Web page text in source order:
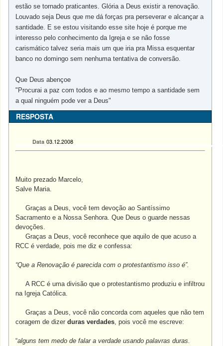
estão se tornado praticantes. Glória a Deus existir a renovação.
Louvado seja Deus que me dá forças pra perseverar e alcançar a
santidade. E se estou visitando esse site hoje é porque me
interesso pelo conhecimento da Igreja e se não fosse
carismático talvez seria mais um que iria pra Missa esquentar
banco no domingo sem nenhuma tentativa de conversão.
Que Deus abençoe
"Procurai a paz com todos e ao mesmo tempo a santidade sem
a qual ninguém pode ver a Deus"
RESPOSTA
Data 03.12.2008
Muito prezado Marcelo,
Salve Maria.
Graças a Deus, você tem devoção ao Santíssimo
Sacramento e a Nossa Senhora. Que Deus o guarde nessas
devoções.
Graças a Deus, você reconhece que aquilo de que acuso a
RCC é verdade, pois me diz e confessa:
“Que a Renovação é parecida com o protestantismo isso é”.
A RCC é uma divisão que o protestantismo produziu e infiltrou
na Igreja Católica.
Graças a Deus, você não concorda com aqueles que não tem
coragem de dizerduras verdades, pois você me escreve:
“alguns tem medo de falar a verdade usando palavras duras.